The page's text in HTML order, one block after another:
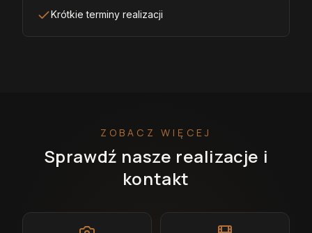
Krótkie terminy realizacji
ZOBACZ WIĘCEJ
Sprawdź nasze realizacje i
kontakt